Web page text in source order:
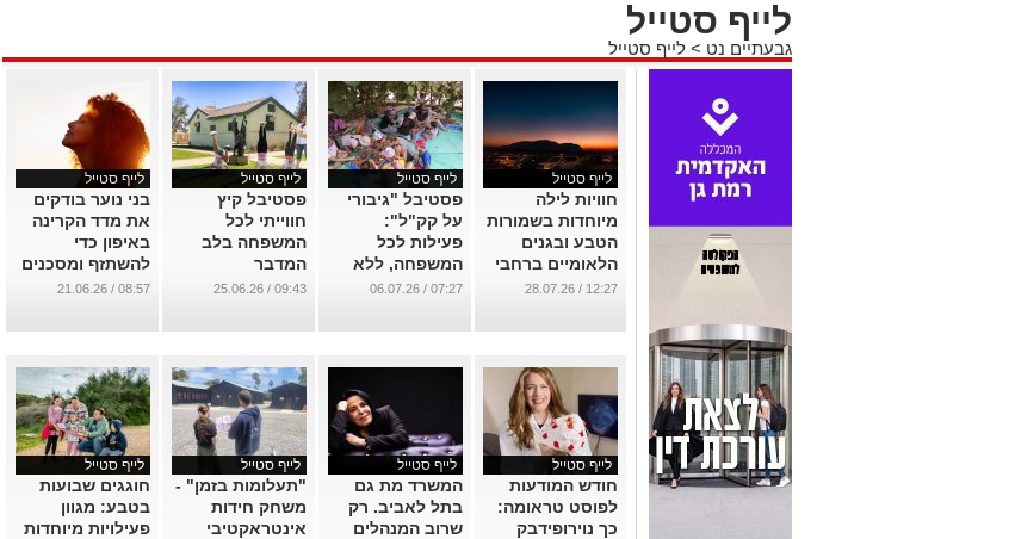
לייף סטייל
גבעתיים נט > לייף סטייל
לייף סטייל
חוויות לילה
מיוחדות בשמורות
הטבע ובגנים
הלאומיים ברחבי
הארץ, עם שיאו
הפרסאידים - מטר
המרהיב של הקיץ
...
12:27 / 28.07.26
לייף סטייל
פסטיבל "גיבורי
על קק"ל":
פעילות לכל
המשפחה, ללא
עלות, בעשרות
הארץ, במהלך
...
07:27 / 06.07.26
לייף סטייל
פסטיבל קיץ
חווייתי לכל
המשפחה בלב
המדבר
...
09:43 / 25.06.26
לייף סטייל
בני נוער בודקים
את מדד הקרינה
באיפון כדי
להשתזף ומסכנים
את בריאותם
08:57 / 21.06.26
לייף סטייל
חודש המודעות
לפוסט טראומה:
כך נוירופידבק
לייף סטייל
המשרד מת גם
בתל לאביב. רק
שרוב המנהלים
לייף סטייל
"תעלומות בזמן" -
משחק חידות
אינטראקטיבי
לייף סטייל
חוגגים שבועות
בטבע: מגוון
פעילויות מיוחדות